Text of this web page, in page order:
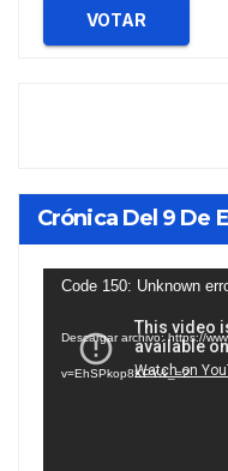
VOTAR
Crónica Del 9 De
Reproductor
vídeo
Code 150: Unknown
Descargar archivo: https://
v=EhSPkop8KPY&_=2